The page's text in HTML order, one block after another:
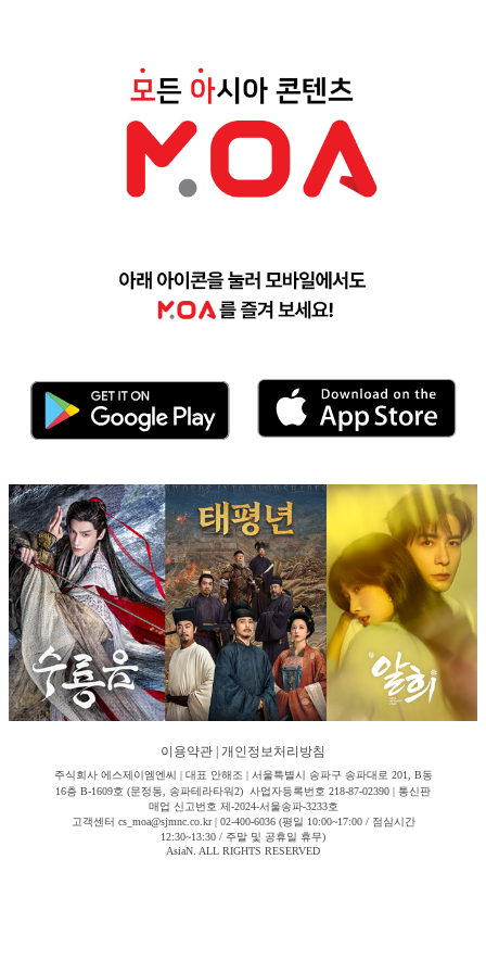
이용약관 개인정보처리방침
주식회사 에스제이엠엔씨 | 대표 안해조 | 서울특별시 송파구 송파대로 201, B동
16층 B-1609호 (문정동, 송파테라타워2) 사업자등록번호 218-87-02390 | 통신판
매업 신고번호 제-2024-서울송파-3233호
고객센터 cs_moa@sjmnc.co.kr | 02-400-6036 (평일 10:00~17:00 / 점심시간
12:30~13:30 / 주말 및 공휴일 휴무)
AsiaN. ALL RIGHTS RESERVED